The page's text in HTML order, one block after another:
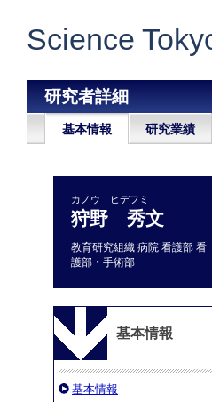
Science
研究者詳細
基本情報 研究業績
カノウ ヒデフミ
狩野 秀文
教育研究組織 病院 看護部 看
護部・手術部
基本情報
基本情報